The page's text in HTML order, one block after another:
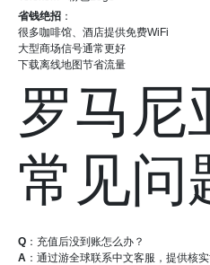
省钱绝招 ：
很多咖啡馆、酒店提供免费WiFi
大型商场信号通常更好
下载离线地图节省流量
罗马尼
常见问
Q ：充值后没到账怎么办？
A ：通过游全球联系中文客服，提供核